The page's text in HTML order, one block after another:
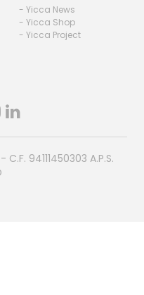
- Yicca News
- Yicca Shop
- Yicca Project
- C.F. 94111450303 A.P.S.